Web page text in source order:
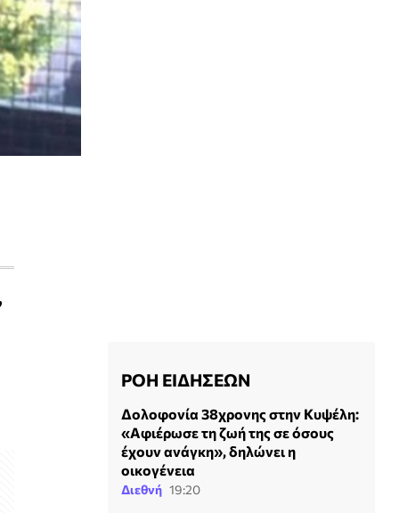
ΡΟΗ ΕΙΔΗΣΕΩΝ
Δολοφονία 38χρονης στην Κυψέλη:
«Αφιέρωσε τη ζωή της σε όσους
έχουν ανάγκη», δηλώνει η
οικογένεια
Διεθνή 19:20